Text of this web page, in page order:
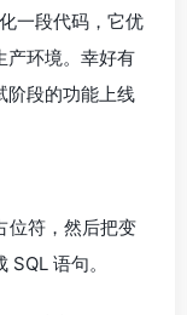
一段代码，它优
产环境。幸好有
阶段的功能上线
位符，然后把变
语句。